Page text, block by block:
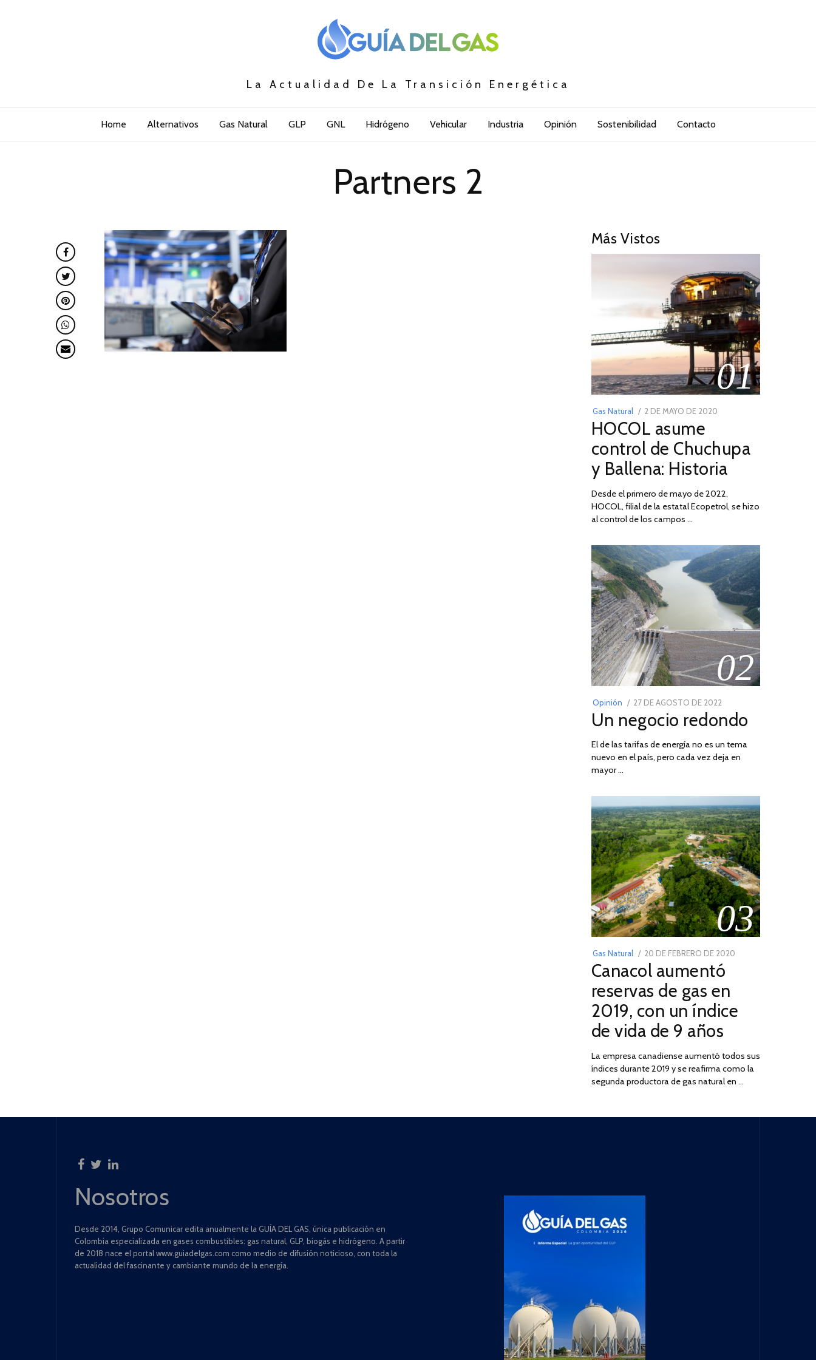
La Actualidad De La Transición Energética
Home Alternativos Gas Natural GLP GNL Hidrógeno Vehicular Industria Opinión Sostenibilidad Contacto
Partners 2
Más Vistos
01
Gas Natural
POSTED
ON
2 DE MAYO DE 2020
DE
2026
HOCOL asume
control de Chuchupa
y Ballena: Historia
Desde el primero de mayo de 2022,
HOCOL, filial de la estatal Ecopetrol, se hizo
al control de los campos …
02
Opinión
POSTED
ON
27 DE AGOSTO DE 2022
DE
DE
2022
Un negocio redondo
El de las tarifas de energía no es un tema
nuevo en el país, pero cada vez deja en
mayor …
03
Gas Natural
POSTED
ON
20 DE FEBRERO DE 2020
2025
Canacol aumentó
reservas de gas en
2019, con un índice
de vida de 9 años
La empresa canadiense aumentó todos sus
índices durante 2019 y se reafirma como la
segunda productora de gas natural en …
Nosotros
Desde 2014, Grupo Comunicar edita anualmente la GUÍA DEL GAS, única publicación en
Colombia especializada en gases combustibles: gas natural, GLP, biogás e hidrógeno. A partir
de 2018 nace el portal www.guiadelgas.com como medio de difusión noticioso, con toda la
actualidad del fascinante y cambiante mundo de la energía.